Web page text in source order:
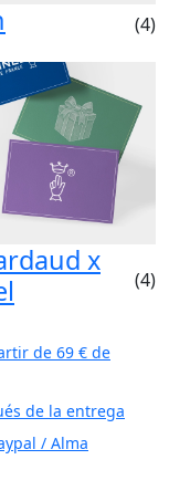
(4)
x
(4)
de 69 € de
de la entrega
/ Alma